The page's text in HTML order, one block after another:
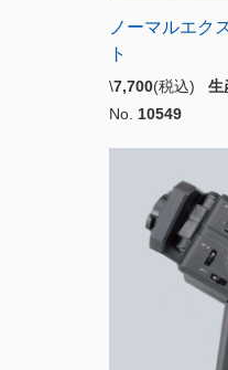
ノーマルエク
ト
\7,700(税込) 生
No. 10549